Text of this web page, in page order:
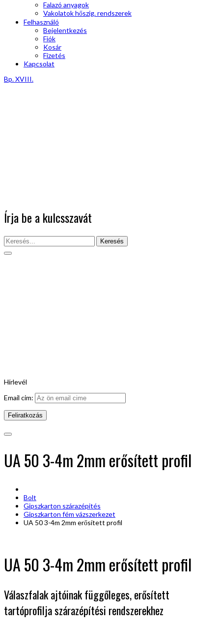
Falazó anyagok
Vakolatok hőszig. rendszerek
Felhasználó
Bejelentkezés
Fiók
Kosár
Fizetés
Kapcsolat
Bp. XVIII.
Írja be a kulcsszavát
Keresés
Hírlevél
Email cim:
UA 50 3-4m 2mm erősített profil
Bolt
Gipszkarton szárazépités
Gipszkarton fém vázszerkezet
UA 50 3-4m 2mm erősített profil
UA 50 3-4m 2mm erősített profil
Válaszfalak ajtóinak függőleges, erősített
tartóprofilja szárazépítési rendszerekhez